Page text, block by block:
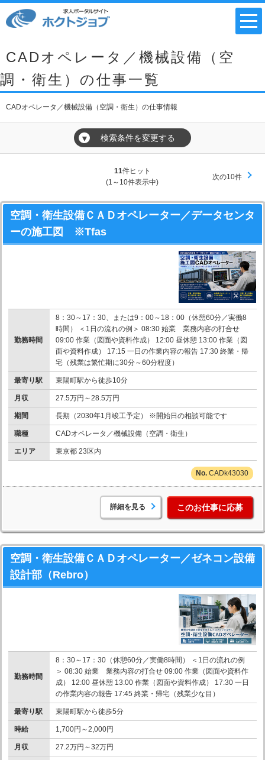
CADオペレータ／機械設備（空
調・衛生）の仕事一覧
CADオペレータ／機械設備（空調・衛生）の仕事情報
▼ 検索条件を変更する
11件ヒット
(1～10件表示中)
次の10件
空調・衛生設備ＣＡＤオペレーター／データセンタ
ーの施工図 ※Tfas
勤務時間
8：30～17：30、または9：00～18：00（休憩60分／実働8
時間） ＜1日の流れの例＞ 08:30 始業 業務内容の打合せ
09:00 作業（図面や資料作成） 12:00 昼休憩 13:00 作業（図
面や資料作成） 17:15 一日の作業内容の報告 17:30 終業・帰
宅（残業は繁忙期に30分～60分程度）
最寄り駅 東陽町駅から徒歩10分
月収 27.5万円～28.5万円
期間 長期（2030年1月竣工予定） ※開始日の相談可能です
職種 CADオペレータ／機械設備（空調・衛生）
エリア 東京都 23区内
CADk43030
詳細を見る このお仕事に応募
空調・衛生設備ＣＡＤオペレーター／ゼネコン設備
設計部（Rebro）
勤務時間
8：30～17：30（休憩60分／実働8時間） ＜1日の流れの例
＞ 08:30 始業 業務内容の打合せ 09:00 作業（図面や資料作
成） 12:00 昼休憩 13:00 作業（図面や資料作成） 17:30 一日
の作業内容の報告 17:45 終業・帰宅（残業少な目）
最寄り駅 東陽町駅から徒歩5分
時給 1,700円～2,000円
月収 27.2万円～32万円